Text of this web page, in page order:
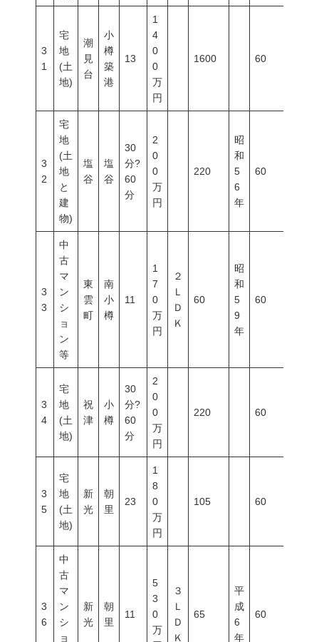
3
1
宅
地
(土
地)
潮
見
台
小
樽
築
港
13
1
4
0
0
万
円
1600 60
3
2
宅
地
(土
地
と
建
物)
塩
谷
塩
谷
30
分?
60
分
2
0
0
万
円
220
昭
和
5
6
年
60
3
3
中
古
マ
ン
シ
ョ
ン
等
東
雲
町
南
小
樽
11
1
7
0
万
円
２
Ｌ
Ｄ
Ｋ
60
昭
和
5
9
年
60
3
4
宅
地
(土
地)
祝
津
小
樽
30
分?
60
分
2
0
0
万
円
220 60
3
5
宅
地
(土
地)
新
光
朝
里
23
1
8
0
万
円
105 60
3
6
中
古
マ
ン
シ
ョ
新
光
朝
里
11
5
3
0
万
３
Ｌ
Ｄ
Ｋ
65
平
成
6
年
60